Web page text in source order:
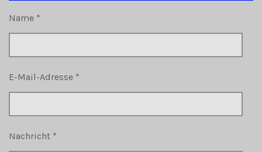
Name *
E-Mail-Adresse *
Nachricht *